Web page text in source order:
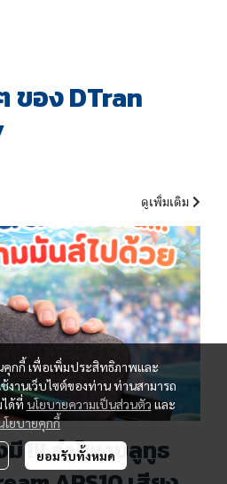
ของ DTran
ดูเพิ่มเติม
!!! ลำโพงบลูทูธ
คุกกี้ เพื่อเพิ่มประสิทธิภาพและ
งานเว็บไซต์ของท่าน ท่านสามารถ
ได้ที่ นโยบายความเป็นส่วนตัวและ
โยบายคุกกี้
ยอมรับทั้งหมด